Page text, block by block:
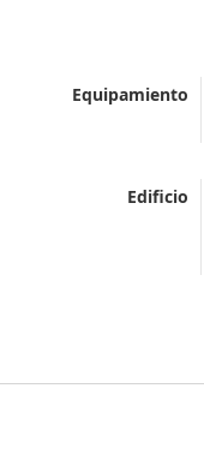
Equipamiento
Edificio